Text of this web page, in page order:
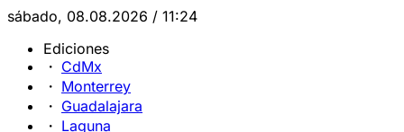
sábado, 08.08.2026 / 11:24
Ediciones
CdMx
Monterrey
Guadalajara
Laguna